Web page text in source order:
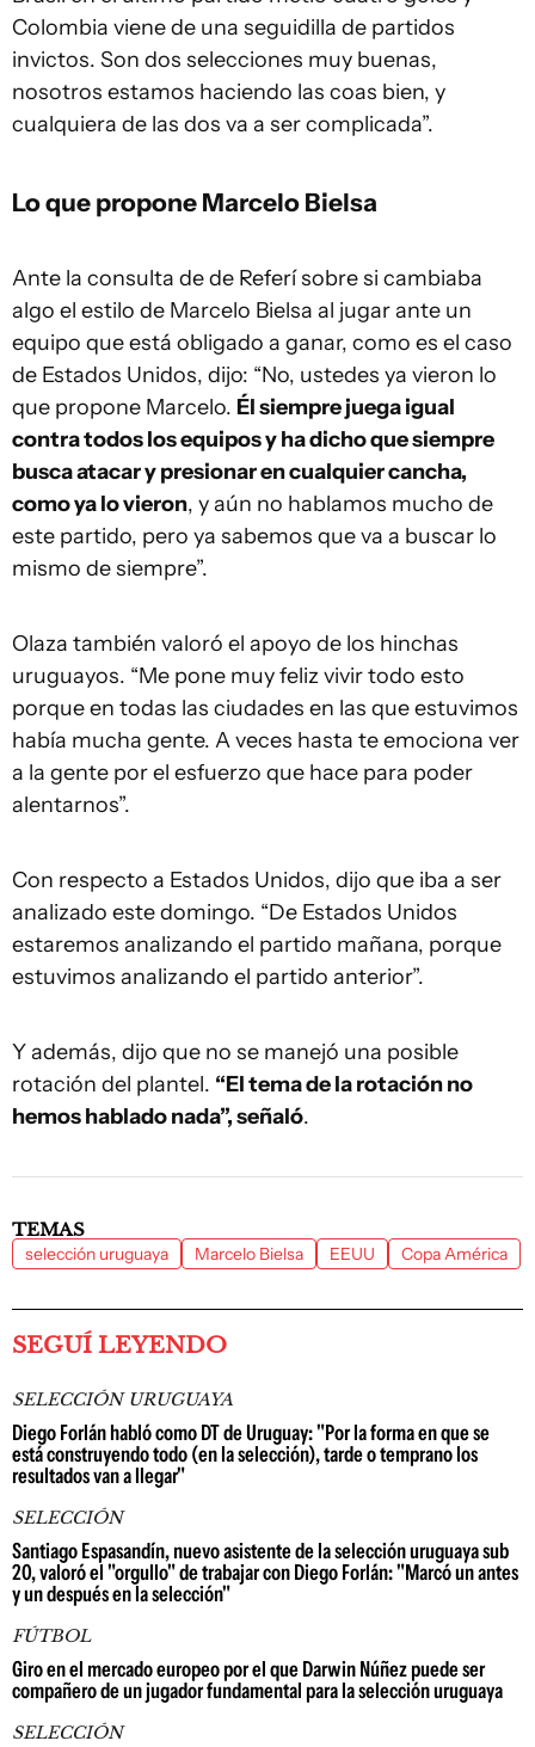
Colombia viene de una seguidilla de partidos
invictos. Son dos selecciones muy buenas,
nosotros estamos haciendo las coas bien, y
cualquiera de las dos va a ser complicada”.
Lo que propone Marcelo Bielsa
Ante la consulta de de Referí sobre si cambiaba
algo el estilo de Marcelo Bielsa al jugar ante un
equipo que está obligado a ganar, como es el caso
de Estados Unidos, dijo: “No, ustedes ya vieron lo
que propone Marcelo. Él siempre juega igual
contra todos los equipos y ha dicho que siempre
busca atacar y presionar en cualquier cancha,
como ya lo vieron, y aún no hablamos mucho de
este partido, pero ya sabemos que va a buscar lo
mismo de siempre”.
Olaza también valoró el apoyo de los hinchas
uruguayos. “Me pone muy feliz vivir todo esto
porque en todas las ciudades en las que estuvimos
había mucha gente. A veces hasta te emociona ver
a la gente por el esfuerzo que hace para poder
alentarnos”.
Con respecto a Estados Unidos, dijo que iba a ser
analizado este domingo. “De Estados Unidos
estaremos analizando el partido mañana, porque
estuvimos analizando el partido anterior”.
Y además, dijo que no se manejó una posible
rotación del plantel. “El tema de la rotación no
hemos hablado nada”, señaló.
TEMAS
selección uruguaya Marcelo Bielsa EEUU Copa América
SEGUÍ LEYENDO
SELECCIÓN URUGUAYA
Diego Forlán habló como DT de Uruguay: "Por la forma en que se
está construyendo todo (en la selección), tarde o temprano los
resultados van a llegar"
SELECCIÓN
Santiago Espasandín, nuevo asistente de la selección uruguaya sub
20, valoró el "orgullo" de trabajar con Diego Forlán: "Marcó un antes
y un después en la selección"
FÚTBOL
Giro en el mercado europeo por el que Darwin Núñez puede ser
compañero de un jugador fundamental para la selección uruguaya
SELECCIÓN